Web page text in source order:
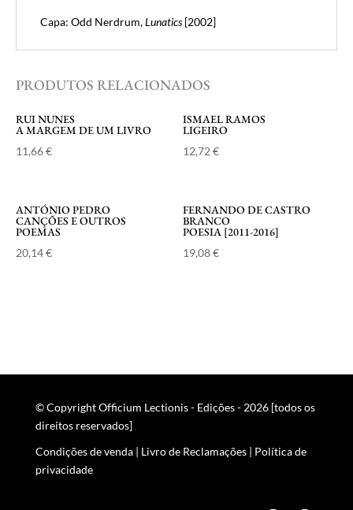
Capa: Odd Nerdrum,Lunatics[2002]
PRODUTOS RELACIONADOS
RUI NUNES
A MARGEM DE UM LIVRO
11,66€
ISMAEL RAMOS
LIGEIRO
12,72€
ANTÓNIO PEDRO
CANÇÕES E OUTROS
POEMAS
20,14€
FERNANDO DE CASTRO
BRANCO
POESIA [2011-2016]
19,08€
© Copyright Officium Lectionis - Edições - 2026 [todos os
direitos reservados]
Condições de venda| Livro de Reclamações| Política de
privacidade